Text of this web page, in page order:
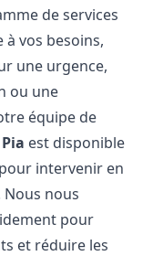
de services
vos besoins,
une urgence,
ou une
équipe de
Pia est disponible
intervenir en
Nous nous
pour
et réduire les